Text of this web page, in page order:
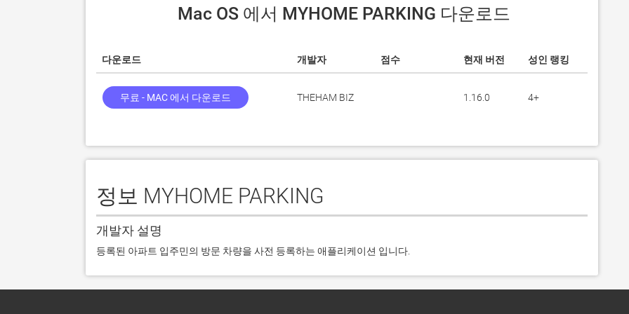
Mac OS 에서 MYHOME PARKING 다운로드
다운로드 개발자 점수 현재 버전 성인 랭킹
무료 - MAC 에서 다운로드 THEHAM BIZ 1.16.0 4+
정보 MYHOME PARKING
개발자 설명
등록된 아파트 입주민의 방문 차량을 사전 등록하는 애플리케이션 입니다.